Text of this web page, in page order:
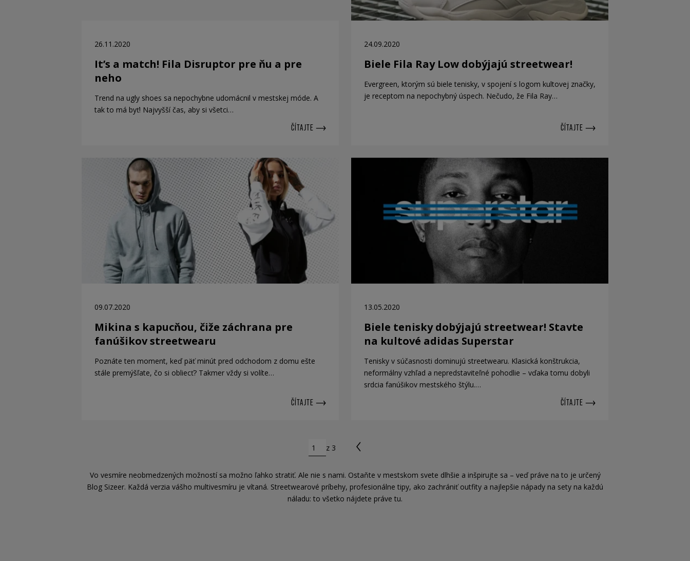
26.11.2020
It’s a match! Fila Disruptor pre ňu a pre
neho
Trend na ugly shoes sa nepochybne udomácnil v mestskej móde. A
tak to má byť! Najvyšší čas, aby si všetci…
ČÍTAJTE
24.09.2020
Biele Fila Ray Low dobýjajú streetwear!
Evergreen, ktorým sú biele tenisky, v spojení s logom kultovej značky,
je receptom na nepochybný úspech. Nečudo, že Fila Ray…
ČÍTAJTE
09.07.2020
Mikina s kapucňou, čiže záchrana pre
fanúšikov streetwearu
Poznáte ten moment, keď päť minút pred odchodom z domu ešte
stále premýšľate, čo si obliecť? Takmer vždy si volíte…
ČÍTAJTE
13.05.2020
Biele tenisky dobýjajú streetwear! Stavte
na kultové adidas Superstar
Tenisky v súčasnosti dominujú streetwearu. Klasická konštrukcia,
neformálny vzhľad a nepredstaviteľné pohodlie – vďaka tomu dobyli
srdcia fanúšikov mestského štýlu.…
ČÍTAJTE
z 3
Vo vesmíre neobmedzených možností sa možno ľahko stratiť. Ale nie s nami. Ostaňte v mestskom svete dlhšie a inšpirujte sa – veď práve na to je určený
Blog Sizeer. Každá verzia vášho multivesmíru je vítaná. Streetwearové príbehy, profesionálne tipy, ako zachrániť outfity a najlepšie nápady na sety na každú
náladu: to všetko nájdete práve tu.